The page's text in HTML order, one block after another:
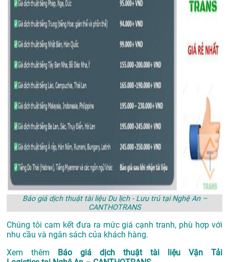
Báo giá dịch thuật tài liệu Du lịch - Lưu trú tại Nghệ An –
CANTHOTRANS
Chúng tôi cam kết đưa ra mức giá cạnh tranh, phù hợp với
nhu cầu và ngân sách của khách hàng.
Xem thêm
Báo giá dịch thuật tài liệu Vận Tải